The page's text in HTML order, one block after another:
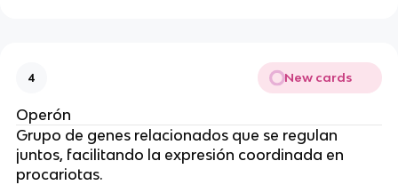
4 New cards
Operón
Grupo de genes relacionados que se regulan
juntos, facilitando la expresión coordinada en
procariotas.